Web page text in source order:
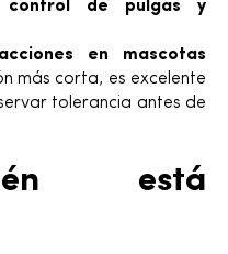
de pulgas y
en mascotas
más corta, es excelente
tolerancia antes de
está